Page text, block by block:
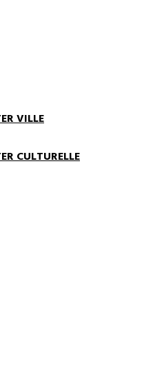
VILLE
CULTURELLE